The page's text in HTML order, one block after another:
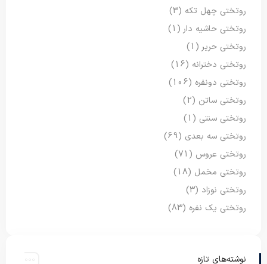
روتختی چهل تکه (3)
روتختی حاشیه دار (1)
روتختی حریر (1)
روتختی دخترانه (16)
روتختی دونفره (106)
روتختی ساتن (2)
روتختی سنتی (1)
روتختی سه بعدی (69)
روتختی عروس (71)
روتختی مخمل (18)
روتختی نوزاد (3)
روتختی یک نفره (83)
نوشته‌های تازه